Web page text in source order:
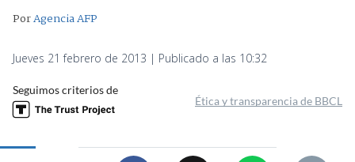
PorAgencia AFP
Jueves 21 febrero de 2013 | Publicado a las 10:32
Seguimos criterios de
Ética y transparencia de BBCL